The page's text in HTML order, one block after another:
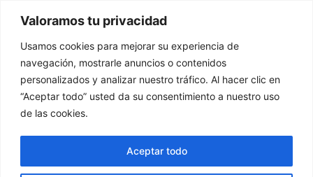
Valoramos tu privacidad
Usamos cookies para mejorar su experiencia de
navegación, mostrarle anuncios o contenidos
personalizados y analizar nuestro tráfico. Al hacer clic en
“Aceptar todo” usted da su consentimiento a nuestro uso
de las cookies.
Aceptar todo
contingut
Tu Rincón del Viajero
RÚSSIA
Mausoleu de Lenin,
Catedral de Sant Basili i